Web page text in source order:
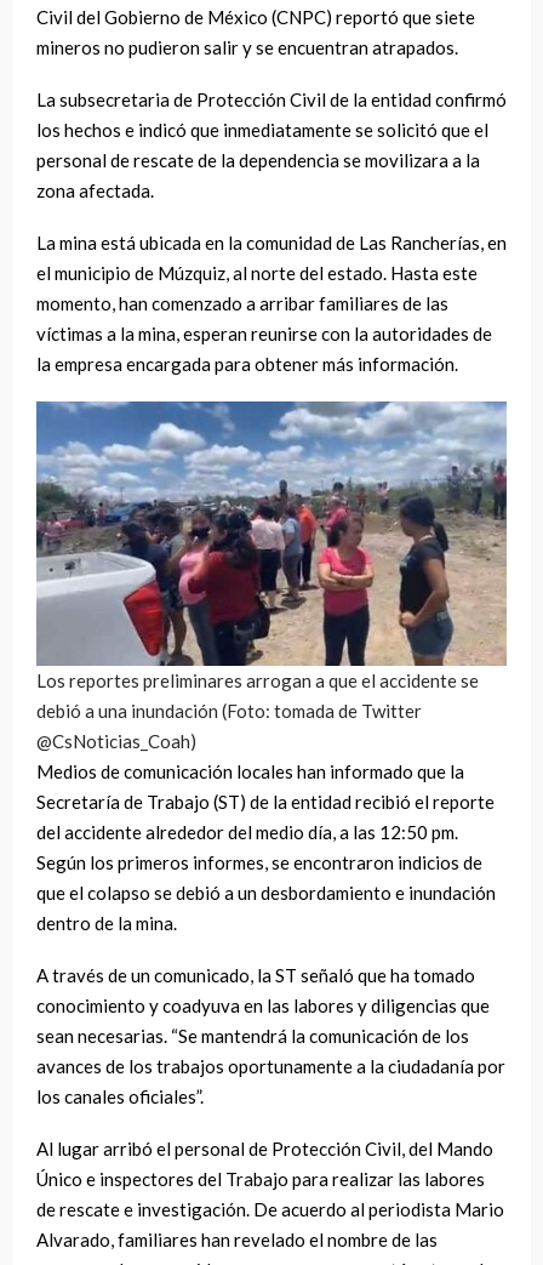
Civil del Gobierno de México (CNPC) reportó que siete
mineros no pudieron salir y se encuentran atrapados.
La subsecretaria de Protección Civil de la entidad confirmó
los hechos e indicó que inmediatamente se solicitó que el
personal de rescate de la dependencia se movilizara a la
zona afectada.
La mina está ubicada en la comunidad de Las Rancherías, en
el municipio de Múzquiz, al norte del estado. Hasta este
momento, han comenzado a arribar familiares de las
víctimas a la mina, esperan reunirse con la autoridades de
la empresa encargada para obtener más información.
Los reportes preliminares arrogan a que el accidente se
debió a una inundación (Foto: tomada de Twitter
@CsNoticias_Coah)
Medios de comunicación locales han informado que la
Secretaría de Trabajo (ST) de la entidad recibió el reporte
del accidente alrededor del medio día, a las 12:50 pm.
Según los primeros informes, se encontraron indicios de
que el colapso se debió a un desbordamiento e inundación
dentro de la mina.
A través de un comunicado, la ST señaló que ha tomado
conocimiento y coadyuva en las labores y diligencias que
sean necesarias. “Se mantendrá la comunicación de los
avances de los trabajos oportunamente a la ciudadanía por
los canales oficiales”.
Al lugar arribó el personal de Protección Civil, del Mando
Único e inspectores del Trabajo para realizar las labores
de rescate e investigación. De acuerdo al periodista Mario
Alvarado, familiares han revelado el nombre de las